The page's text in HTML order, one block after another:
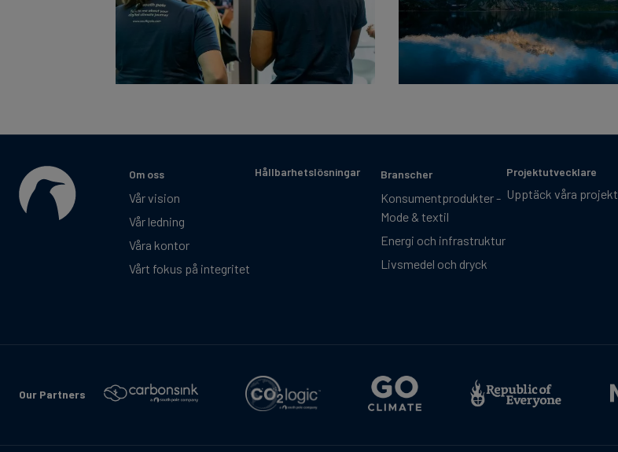
Om oss
Vår vision
Vår ledning
Våra kontor
Vårt fokus på integritet
Hållbarhetslösningar Branscher
Konsumentprodukter -
Mode & textil
Energi och infrastruktur
Livsmedel och dryck
Projektutvecklare
Upptäck våra projekt
Our Partners